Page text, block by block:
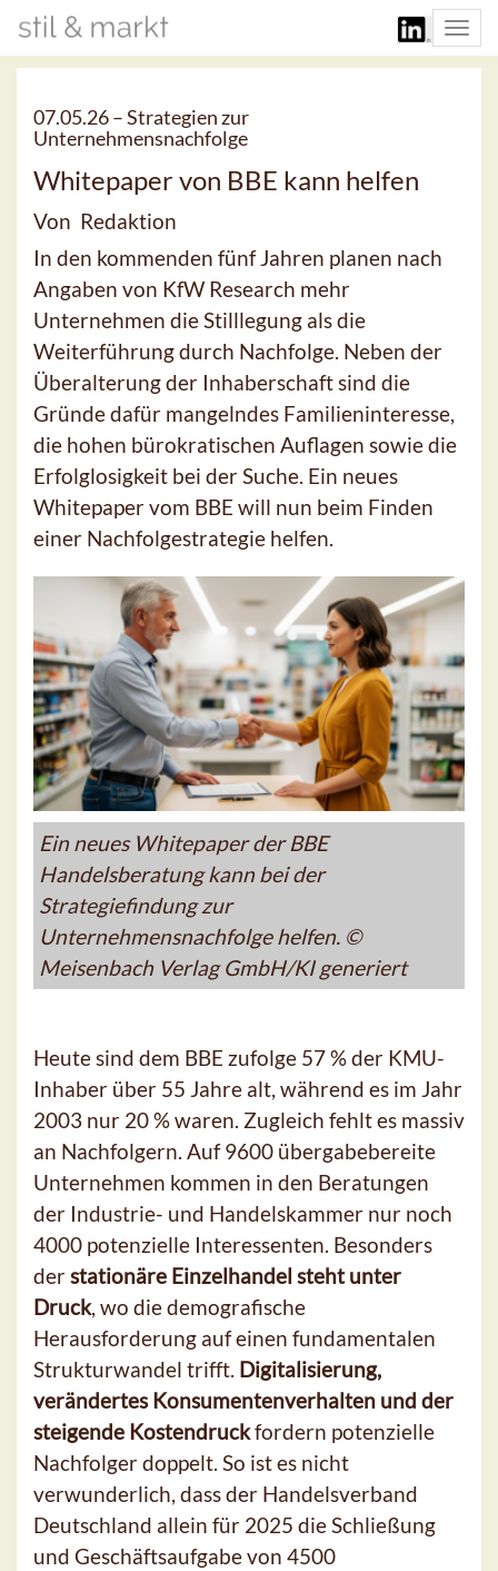
07.05.26 –Strategien zur
Unternehmensnachfolge
Whitepaper von BBE kann helfen
Von Redaktion
In den kommenden fünf Jahren planen nach
Angaben von KfW Research mehr
Unternehmen die Stilllegung als die
Weiterführung durch Nachfolge. Neben der
Überalterung der Inhaberschaft sind die
Gründe dafür mangelndes Familieninteresse,
die hohen bürokratischen Auflagen sowie die
Erfolglosigkeit bei der Suche. Ein neues
Whitepaper vom BBE will nun beim Finden
einer Nachfolgestrategie helfen.
Ein neues Whitepaper der BBE
Handelsberatung kann bei der
Strategiefindung zur
Unternehmensnachfolge helfen. ©
Meisenbach Verlag GmbH/KI generiert
Heute sind dem BBE zufolge 57 % der KMU-
Inhaber über 55 Jahre alt, während es im Jahr
2003 nur 20 % waren. Zugleich fehlt es massiv
an Nachfolgern. Auf 9600 übergabebereite
Unternehmen kommen in den Beratungen
der Industrie- und Handelskammer nur noch
4000 potenzielle Interessenten. Besonders
derstationäre Einzelhandel steht unter
Druck, wo die demografische
Herausforderung auf einen fundamentalen
Strukturwandel trifft. Digitalisierung,
verändertes Konsumentenverhalten und der
steigende Kostendruckfordern potenzielle
Nachfolger doppelt. So ist es nicht
verwunderlich, dass der Handelsverband
Deutschland allein für 2025 die Schließung
und Geschäftsaufgabe von 4500